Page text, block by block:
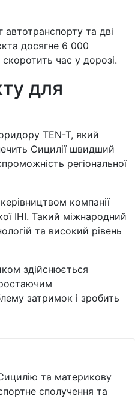
та дві
досягне 6 000
час у дорозі.
для
TEN-T, який
Сицилії швидший
регіональної
компанії
IHI. Такий міжнародний
та високий рівень
здійснюється
затримок і зробить
та материкову
сполучення та